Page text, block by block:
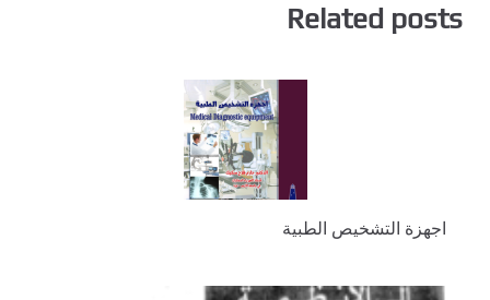
Related posts
اجهزة التشخيص الطبية